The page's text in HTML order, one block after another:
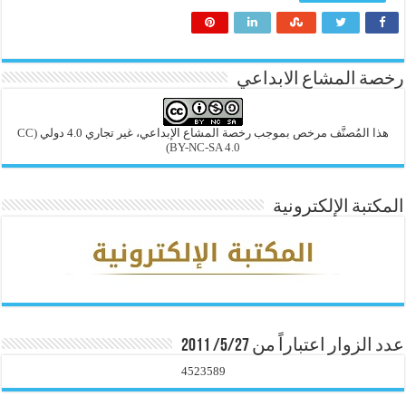
رخصة المشاع الابداعي
هذا المُصنَّف مرخص بموجب رخصة المشاع الإبداعي، غير تجاري 4.0 دولي
(CC
BY-NC-SA 4.0)
المكتبة الإلكترونية
عدد الزوار اعتباراً من 5/27/ 2011
4523589